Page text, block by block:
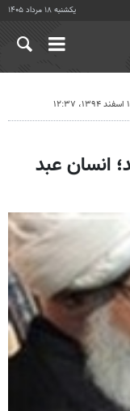
یکشنبه ۱۸ مرداد ۱۴۰۵
انسان عبد